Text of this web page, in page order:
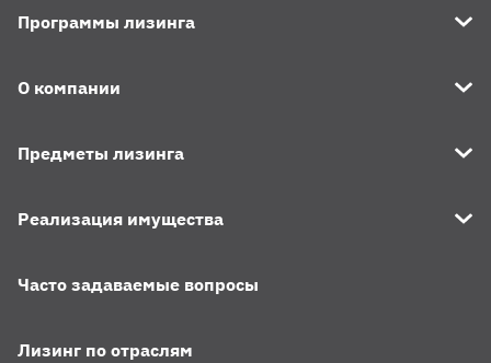
Программы лизинга
О компании
Предметы лизинга
Реализация имущества
Часто задаваемые вопросы
Лизинг по отраслям